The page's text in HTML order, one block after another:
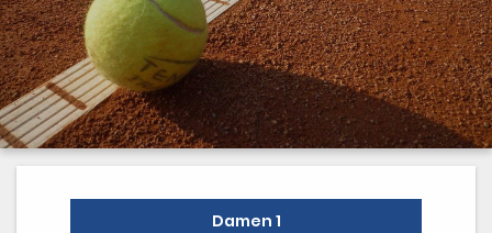
Termine
Vorstand
Trainer
Mannschaften
Preise / Kosten
Damen 1